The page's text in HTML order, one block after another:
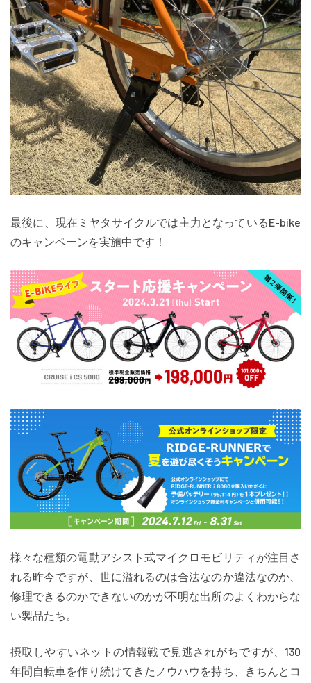
最後に、現在ミヤタサイクルでは主力となっているE-bike
のキャンペーンを実施中です！
様々な種類の電動アシスト式マイクロモビリティが注目さ
れる昨今ですが、世に溢れるのは合法なのか違法なのか、
修理できるのかできないのかが不明な出所のよくわからな
い製品たち。
摂取しやすいネットの情報戦で見逃されがちですが、130
年間自転車を作り続けてきたノウハウを持ち、きちんとコ